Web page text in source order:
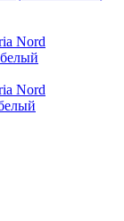
Nord
Nord